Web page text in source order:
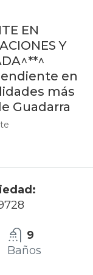
EN
Y
en
más
Guadarra
9
Baños